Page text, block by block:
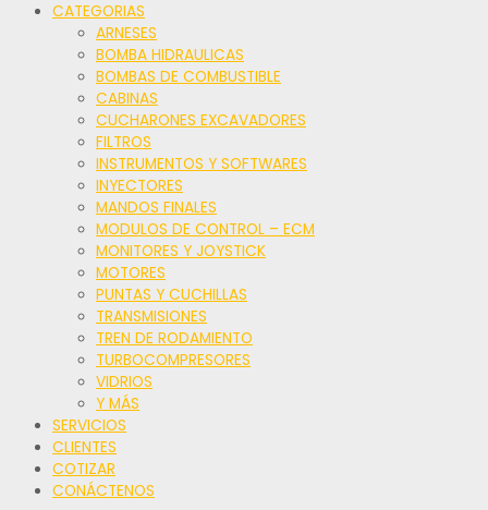
CATEGORIAS
ARNESES
BOMBA HIDRAULICAS
BOMBAS DE COMBUSTIBLE
CABINAS
CUCHARONES EXCAVADORES
FILTROS
INSTRUMENTOS Y SOFTWARES
INYECTORES
MANDOS FINALES
MODULOS DE CONTROL – ECM
MONITORES Y JOYSTICK
MOTORES
PUNTAS Y CUCHILLAS
TRANSMISIONES
TREN DE RODAMIENTO
TURBOCOMPRESORES
VIDRIOS
Y MÁS
SERVICIOS
CLIENTES
COTIZAR
CONÁCTENOS